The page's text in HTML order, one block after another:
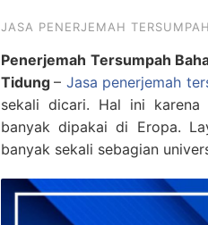
JASA PENERJEMAH TERSUMPAH
Penerjemah Tersumpah
Tidung– Jasa penerjemah
sekali dicari. Hal ini karena
banyak dipakai di Eropa.
banyak sekali sebagian